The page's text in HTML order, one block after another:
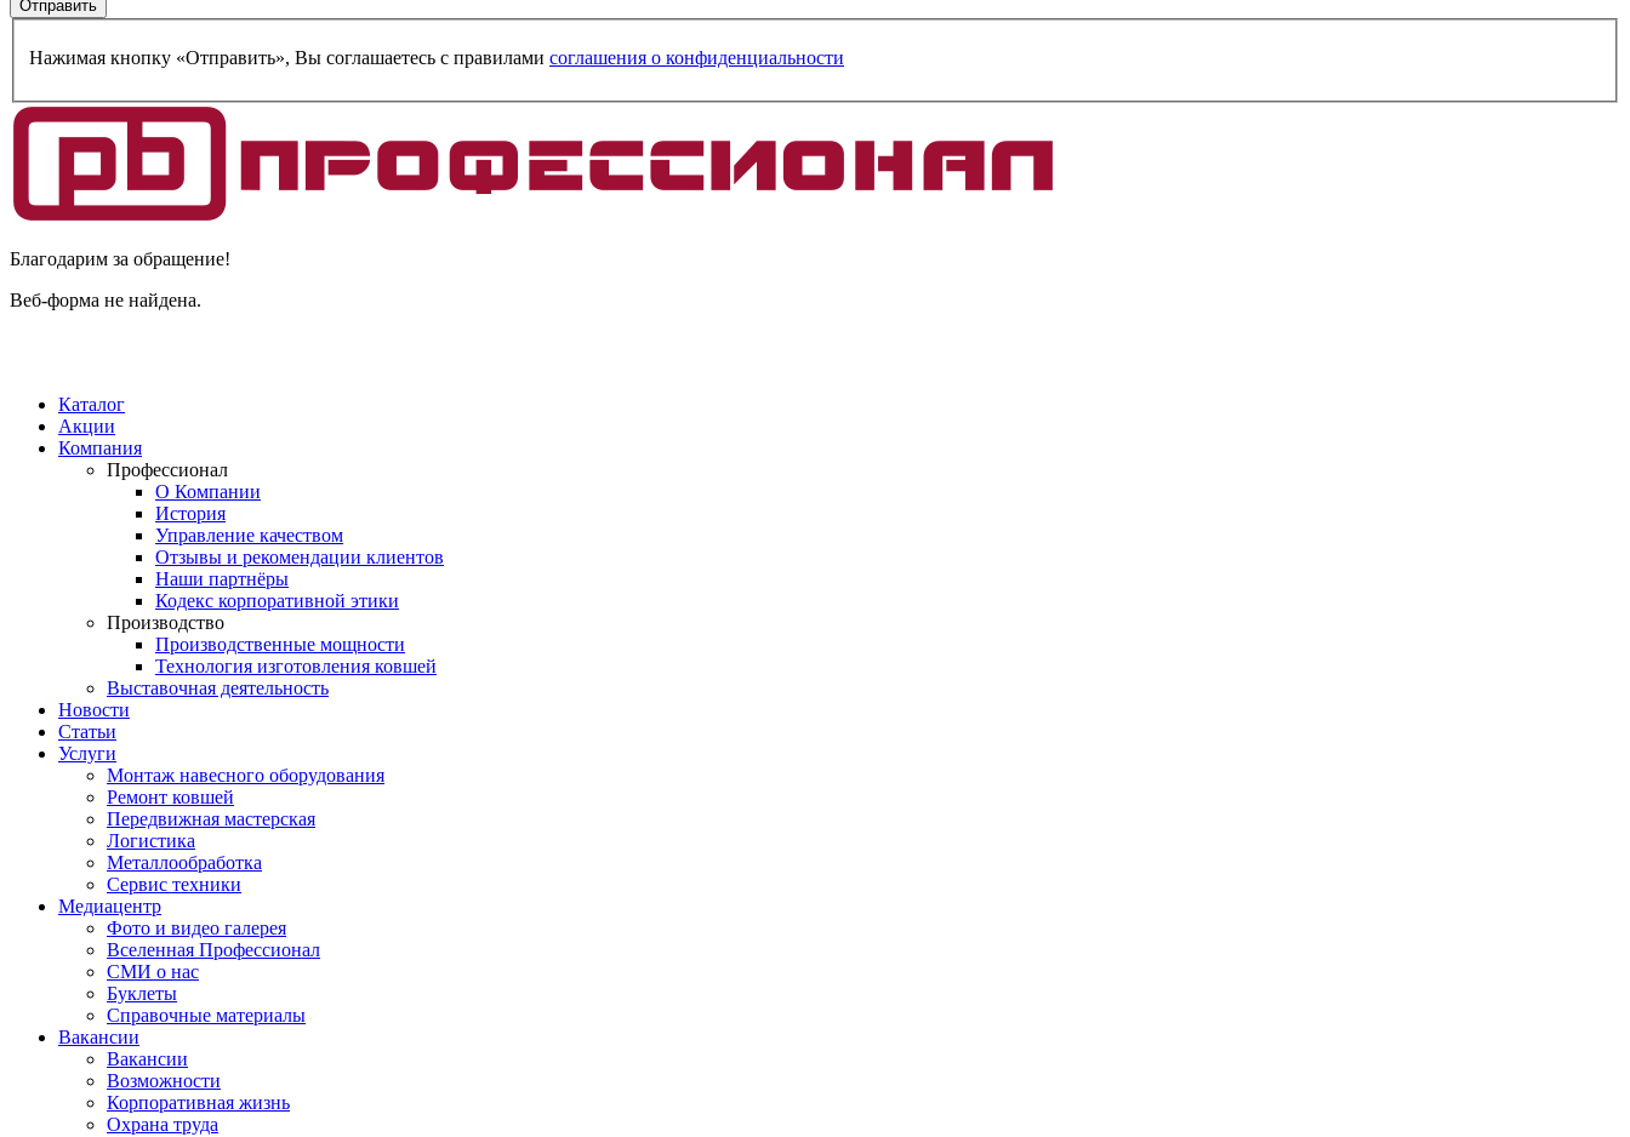
Нажимая кнопку «Отправить», Вы соглашаетесь c правилами соглашения о конфиденциальности
Благодарим за обращение!
Веб-форма не найдена.
Каталог
Акции
Компания
Профессионал
О Компании
История
Управление качеством
Отзывы и рекомендации клиентов
Наши партнёры
Кодекс корпоративной этики
Производство
Производственные мощности
Технология изготовления ковшей
Выставочная деятельность
Новости
Статьи
Услуги
Монтаж навесного оборудования
Ремонт ковшей
Передвижная мастерская
Логистика
Металлообработка
Сервис техники
Медиацентр
Фото и видео галерея
Вселенная Профессионал
СМИ о нас
Буклеты
Справочные материалы
Вакансии
Вакансии
Возможности
Корпоративная жизнь
Охрана труда